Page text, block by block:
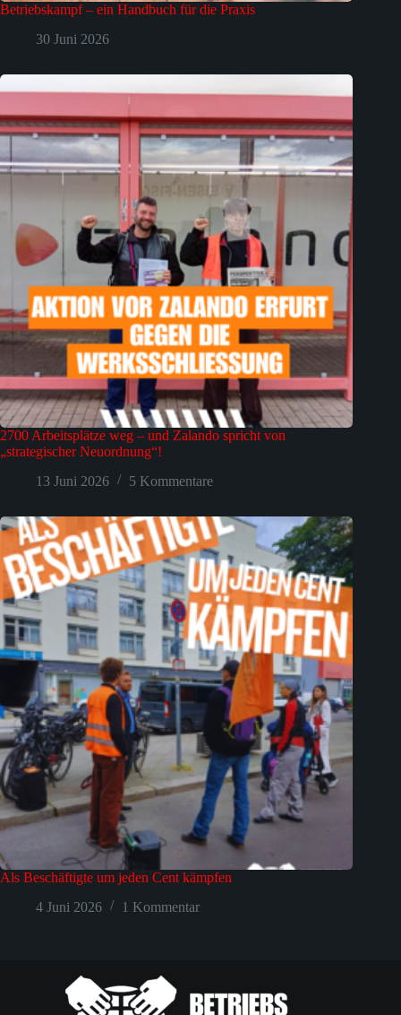
Betriebskampf – ein Handbuch für die Praxis
30 Juni 2026
2700 Arbeitsplätze weg – und Zalando spricht von
„strategischer Neuordnung“!
13 Juni 2026
5 Kommentare
Als Beschäftigte um jeden Cent kämpfen
4 Juni 2026
1 Kommentar